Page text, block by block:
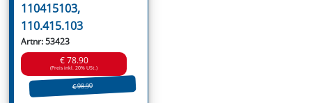
110415103,
110.415.103
Artnr: 53423
€ 78.90
(Preis inkl. 20% USt.)
€ 98.90